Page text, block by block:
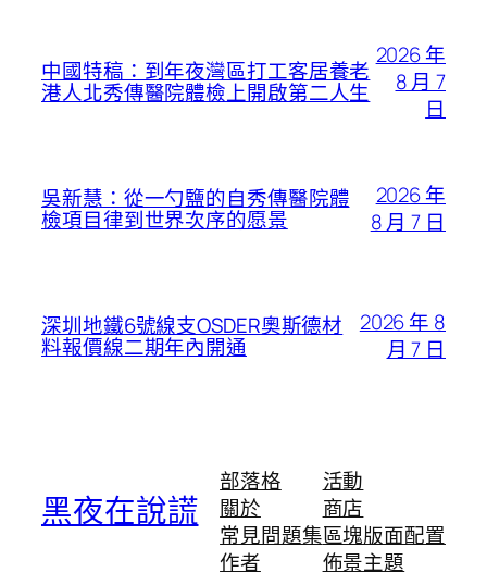
中國特稿：到年夜灣區打工客居養老
港人北秀傳醫院體檢上開啟第二人生
2026 年
8 月 7
日
吳新慧：從一勺鹽的自秀傳醫院體
檢項目律到世界次序的愿景
2026 年
8 月 7 日
深圳地鐵6號線支OSDER奧斯德材
料報價線二期年內開通
2026 年 8
月 7 日
黑夜在說謊
部落格
關於
常見問題集
作者
活動
商店
區塊版面配置
佈景主題